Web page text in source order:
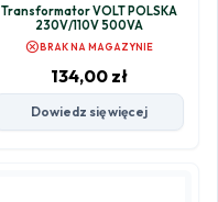
Transformator VOLT POLSKA
230V/110V 500VA
cancelBRAK NA MAGAZYNIE
134,00 zł
Dowiedz się więcej